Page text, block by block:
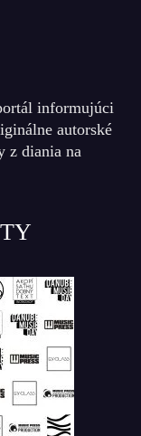
informujúci
autorské
z diania na